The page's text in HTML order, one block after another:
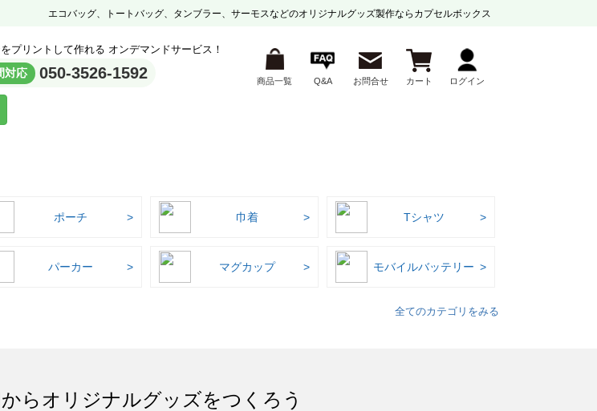
エコバッグ、トートバッグ、タンブラー、サーモスなどのオリジナルグッズ製作ならカプセルボックス
プリントして作れる オンデマンドサービス！
対応 050-3526-1592 商品一覧 Q&A お問合せ カート ログイン
ポーチ 巾着 Tシャツ
パーカー マグカップ モバイルバッテリー
全てのカテゴリをみる
らオリジナルグッズをつくろう